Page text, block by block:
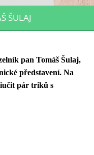
ŠULAJ
pan Tomáš Šulaj,
představení. Na
pár triků s